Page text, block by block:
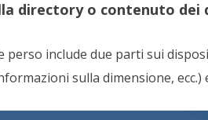
directory o contenuto dei
include due parti sui
sulla dimensione, ecc.)